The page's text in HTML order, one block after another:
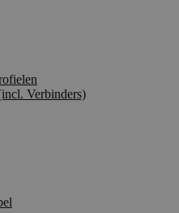
Verbinders)